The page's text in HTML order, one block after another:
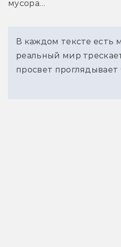
мусора…
В каждом тексте есть
реальный мир
просвет проглядывает